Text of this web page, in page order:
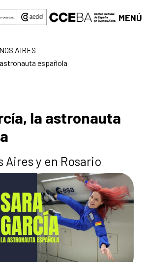
principal
MENÚ
AIRES
española
la astronauta
Aires y en Rosario